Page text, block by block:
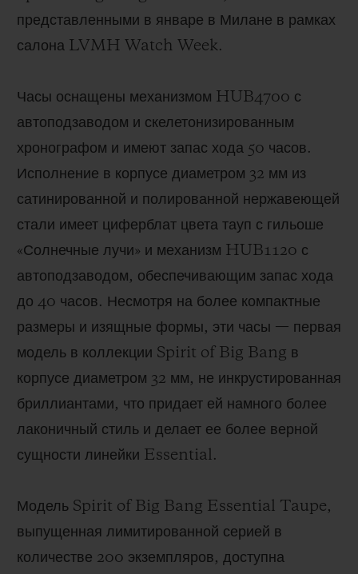
представленными в январе в Милане в рамках
салона LVMH Watch Week.
Часы оснащены механизмом HUB4700 с
автоподзаводом и скелетонизированным
хронографом и имеют запас хода 50 часов.
Исполнение в корпусе диаметром 32 мм из
сатинированной и полированной нержавеющей
стали имеет циферблат цвета тауп с гильоше
«Солнечные лучи» и механизм HUB1120 с
автоподзаводом, обеспечивающим запас хода
до 40 часов. Несмотря на более компактные
размеры и изящные формы, эти часы — первая
модель в коллекции Spirit of Big Bang в
корпусе диаметром 32 мм, не инкрустированная
бриллиантами, что придает ей намного более
лаконичный стиль и делает ее более верной
сущности линейки Essential.
Модель Spirit of Big Bang Essential Taupe,
выпущенная лимитированной серией в
количестве 200 экземпляров, доступна